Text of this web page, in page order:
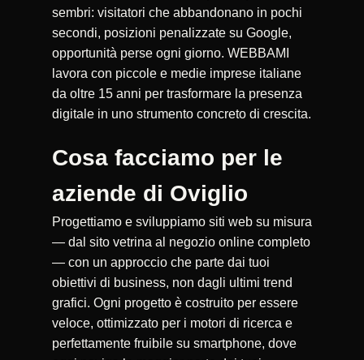
sembri: visitatori che abbandonano in pochi
secondi, posizioni penalizzate su Google,
opportunità perse ogni giorno. WEBBAMI
lavora con piccole e medie imprese italiane
da oltre 15 anni per trasformare la presenza
digitale in uno strumento concreto di crescita.
Cosa facciamo per le
aziende di Oviglio
Progettiamo e sviluppiamo siti web su misura
— dal sito vetrina al negozio online completo
— con un approccio che parte dai tuoi
obiettivi di business, non dagli ultimi trend
grafici. Ogni progetto è costruito per essere
veloce, ottimizzato per i motori di ricerca e
perfettamente fruibile su smartphone, dove